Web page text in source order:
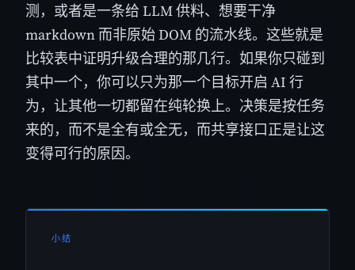
测，或者是一条给 LLM 供料、想要干净
markdown 而非原始 DOM 的流水线。这些就是
比较表中证明升级合理的那几行。如果你只碰到
其中一个，你可以只为那一个目标开启 AI 行
为，让其他一切都留在纯轮换上。决策是按任务
来的，而不是全有或全无，而共享接口正是让这
变得可行的原因。
小结